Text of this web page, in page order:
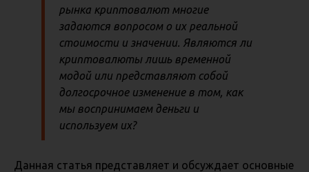
рынка криптовалют многие
задаются вопросом о их реальной
стоимости и значении. Являются ли
криптовалюты лишь временной
модой или представляют собой
долгосрочное изменение в том, как
мы воспринимаем деньги и
используем их?
Данная статья представляет и обсуждает основные